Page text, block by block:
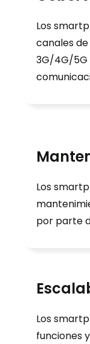
Los
canales
3G/4G/5G
Los
por parte
Los
funciones